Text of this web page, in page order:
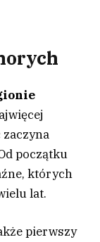
początku
których
lat.
pierwszy